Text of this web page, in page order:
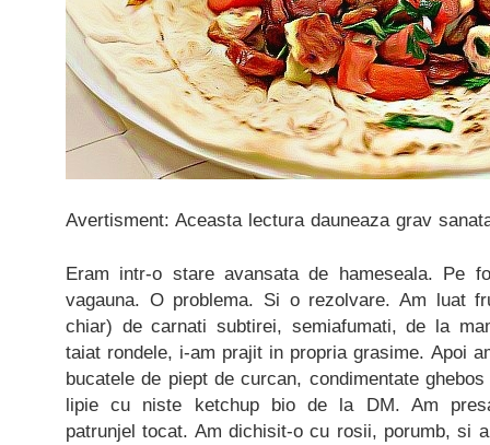
Avertisment: Aceasta lectura dauneaza grav
Eram intr-o stare avansata de hameseala. Pe
vagauna. O problema. Si o rezolvare. Am luat
chiar) de carnati subtirei, semiafumati, de la
taiat rondele, i-am prajit in propria grasime. Apoi
bucatele de piept de curcan, condimentate
lipie cu niste ketchup bio de la DM. Am
patrunjel tocat. Am dichisit-o cu rosii, porumb, si